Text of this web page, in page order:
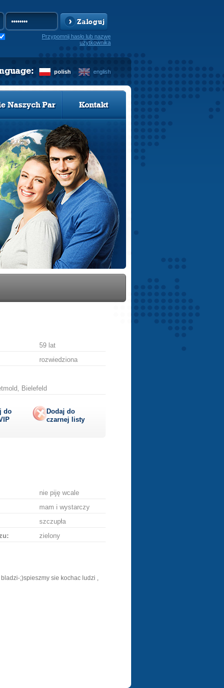
Zaloguj
Przypomnij hasło lub nazwę
użytkownika
polish english
Naszych Par Kontakt
59 lat
rozwiedziona
Bielefeld
do
Dodaj do
czarnej listy
nie piję wcale
mam i wystarczy
szczupła
zielony
;)spieszmy sie kochac ludzi ,